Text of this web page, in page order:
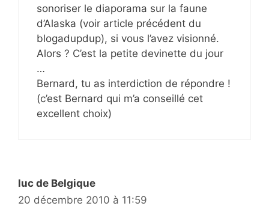
sonoriser le diaporama sur la faune
d’Alaska (voir article précédent du
blogadupdup), si vous l’avez visionné.
Alors ? C’est la petite devinette du jour
…
Bernard, tu as interdiction de répondre !
(c’est Bernard qui m’a conseillé cet
excellent choix)
luc de Belgique
20 décembre 2010 à 11:59